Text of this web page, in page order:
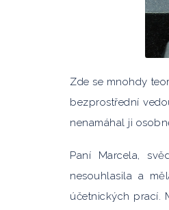
Zde se mnohdy
bezprostřední
nenamáhal ji
Paní Marcela,
nesouhlasila a
účetnických prací.